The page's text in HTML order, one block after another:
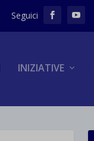
INIZIATIVE